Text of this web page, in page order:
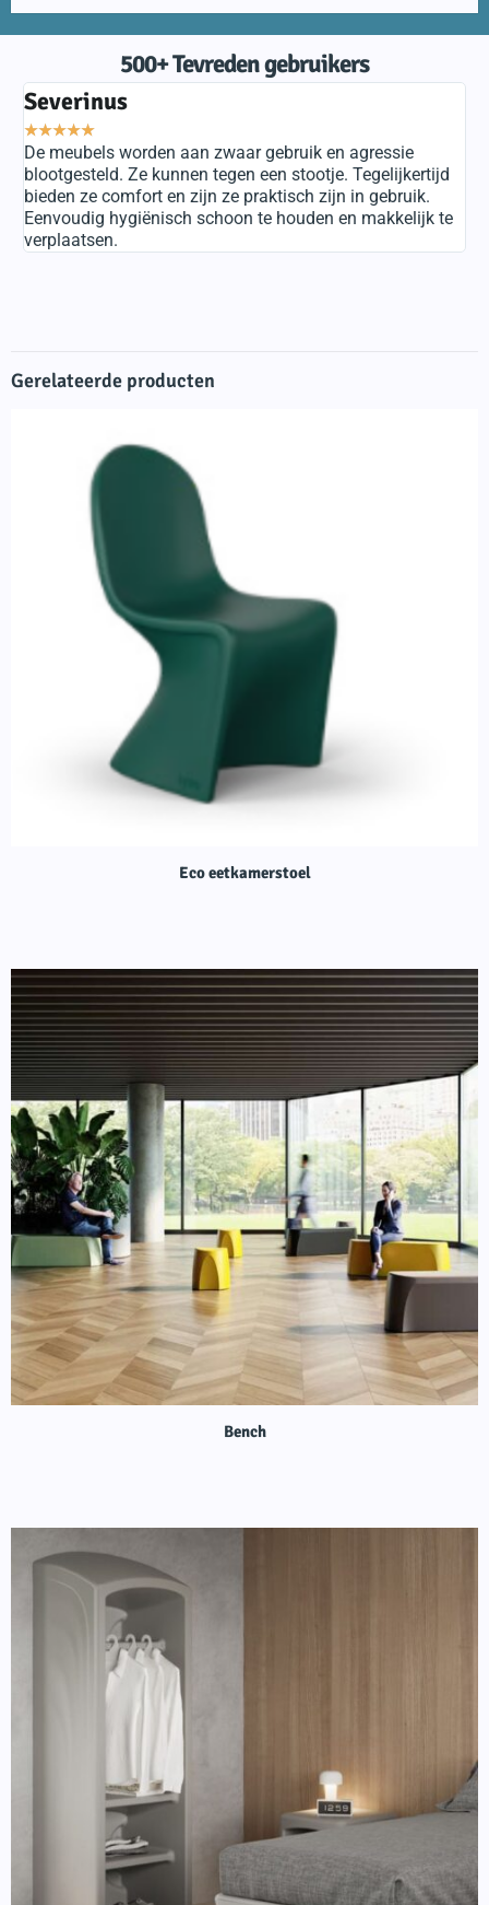
500+ Tevreden gebruikers
Severinus
★★★★★
De meubels worden aan zwaar gebruik en agressie
blootgesteld. Ze kunnen tegen een stootje. Tegelijkertijd
bieden ze comfort en zijn ze praktisch zijn in gebruik.
Eenvoudig hygiënisch schoon te houden en makkelijk te
verplaatsen.
Gerelateerde producten
Eco eetkamerstoel
Bench